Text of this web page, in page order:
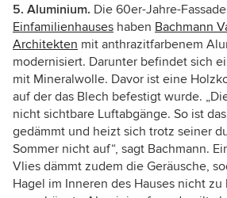
5. Aluminium. Die 60er-Jahre-Fassade
Einfamilienhauses haben Bachmann
Architekten mit anthrazitfarbenem
modernisiert. Darunter befindet sich
mit Mineralwolle. Davor ist eine
auf der das Blech befestigt wurde.
nicht sichtbare Luftabgänge. So ist
gedämmt und heizt sich trotz seiner
Sommer nicht auf“, sagt Bachmann.
Vlies dämmt zudem die Geräusche,
Hagel im Inneren des Hauses nicht